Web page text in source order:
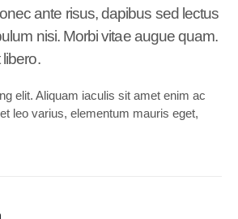
ante risus, dapibus sed lectus
nisi. Morbi vitae augue quam.
elit. Aliquam iaculis sit amet enim ac
leo varius, elementum mauris eget,